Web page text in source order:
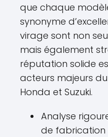
que chaque
synonyme
virage sont non
mais également
réputation solide
acteurs majeurs
Honda et Suzuki.
Analyse
de fabrication